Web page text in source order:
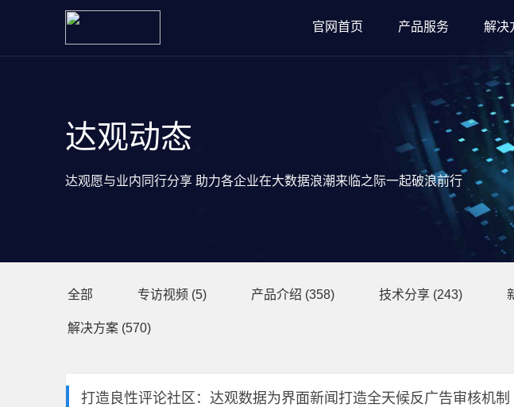
官网首页 产品服务 解决
达观动态
达观愿与业内同行分享 助力各企业在大数据浪潮来临之际一起破浪前行
全部 专访视频 (5) 产品介绍 (358) 技术分享 (243)
解决方案 (570)
打造良性评论社区：达观数据为界面新闻打造全天候反广告审核机制